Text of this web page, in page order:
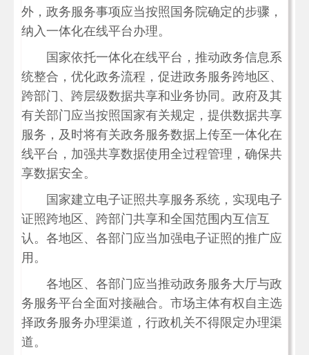
外，政务服务事项应当按照国务院确定的步骤，
纳入一体化在线平台办理。
国家依托一体化在线平台，推动政务信息系
统整合，优化政务流程，促进政务服务跨地区、
跨部门、跨层级数据共享和业务协同。政府及其
有关部门应当按照国家有关规定，提供数据共享
服务，及时将有关政务服务数据上传至一体化在
线平台，加强共享数据使用全过程管理，确保共
享数据安全。
国家建立电子证照共享服务系统，实现电子
证照跨地区、跨部门共享和全国范围内互信互
认。各地区、各部门应当加强电子证照的推广应
用。
各地区、各部门应当推动政务服务大厅与政
务服务平台全面对接融合。市场主体有权自主选
择政务服务办理渠道，行政机关不得限定办理渠
道。